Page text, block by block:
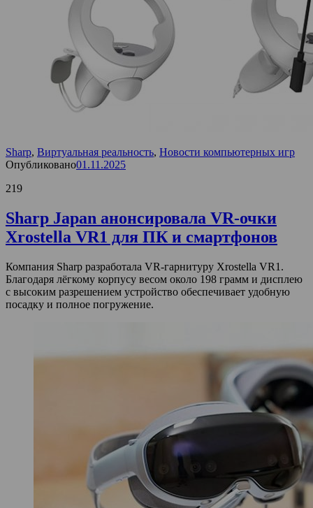
Sharp, Виртуальная реальность, Новости компьютерных игр
Опубликовано01.11.2025
219
Sharp Japan анонсировала VR-очки
Xrostella VR1 для ПК и смартфонов
Компания Sharp разработала VR-гарнитуру Xrostella VR1.
Благодаря лёгкому корпусу весом около 198 грамм и дисплею
с высоким разрешением устройство обеспечивает удобную
посадку и полное погружение.